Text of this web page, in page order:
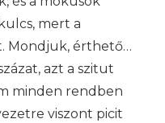
mert a
Mondjuk, érthető…
azt a szitut
minden rendben
viszont picit